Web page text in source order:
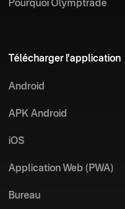
Pourquoi Olymptrade
Télécharger l'application
Android
APK Android
iOS
Application Web (PWA)
Bureau